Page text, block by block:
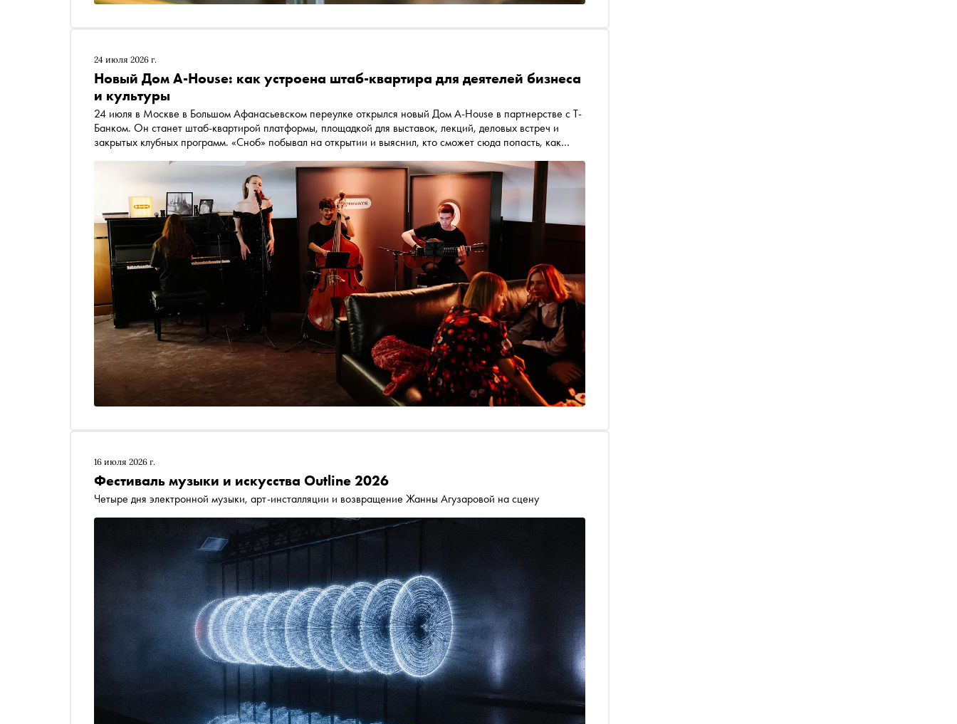
24 июля 2026 г.
Новый Дом A-House: как устроена штаб-квартира для деятелей бизнеса
и культуры
24 июля в Москве в Большом Афанасьевском переулке открылся новый Дом A-House в партнерстве с Т-
Банком. Он станет штаб-квартирой платформы, площадкой для выставок, лекций, деловых встреч и
закрытых клубных программ. «Сноб» побывал на открытии и выяснил, кто сможет сюда попасть, как
16 июля 2026 г.
Фестиваль музыки и искусства Outline 2026
Четыре дня электронной музыки, арт-инсталляции и возвращение Жанны Агузаровой на сцену